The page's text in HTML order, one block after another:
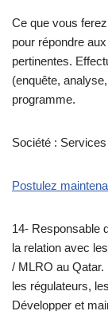
Ce que vous
pour répondre
pertinentes.
(enquête,
programme.
Société :
Postulez
14- Responsable
la relation avec
/ MLRO au
les régulateurs,
Développer et